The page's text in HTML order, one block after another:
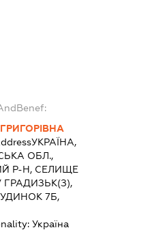
УКРАЇНА,
ОБЛ.,
Р-Н, СЕЛИЩЕ
ГРАДИЗЬК(З),
7Б,
Україна